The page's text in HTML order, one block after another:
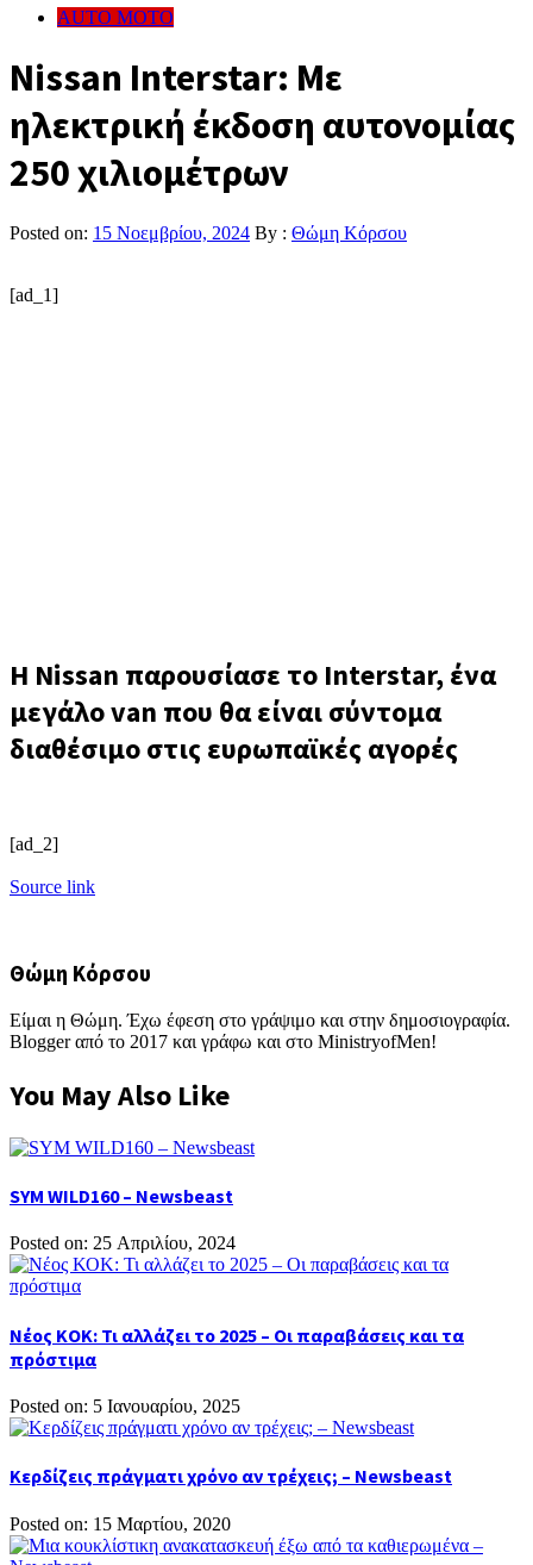
AUTO MOTO
Nissan Interstar: Με
ηλεκτρική έκδοση αυτονομίας
250 χιλιομέτρων
Posted on: 15 Νοεμβρίου, 2024 By : Θώμη Κόρσου
[ad_1]
Η Nissan παρουσίασε το Interstar, ένα
μεγάλο van που θα είναι σύντομα
διαθέσιμο στις ευρωπαϊκές αγορές
[ad_2]
Source link
Θώμη Κόρσου
Είμαι η Θώμη. Έχω έφεση στο γράψιμο και στην δημοσιογραφία.
Blogger από το 2017 και γράφω και στο MinistryofMen!
You May Also Like
SYM WILD160 – Newsbeast
Posted on: 25 Απριλίου, 2024
Νέος ΚΟΚ: Τι αλλάζει το 2025 – Οι παραβάσεις και τα
πρόστιμα
Posted on: 5 Ιανουαρίου, 2025
Κερδίζεις πράγματι χρόνο αν τρέχεις; – Newsbeast
Posted on: 15 Μαρτίου, 2020